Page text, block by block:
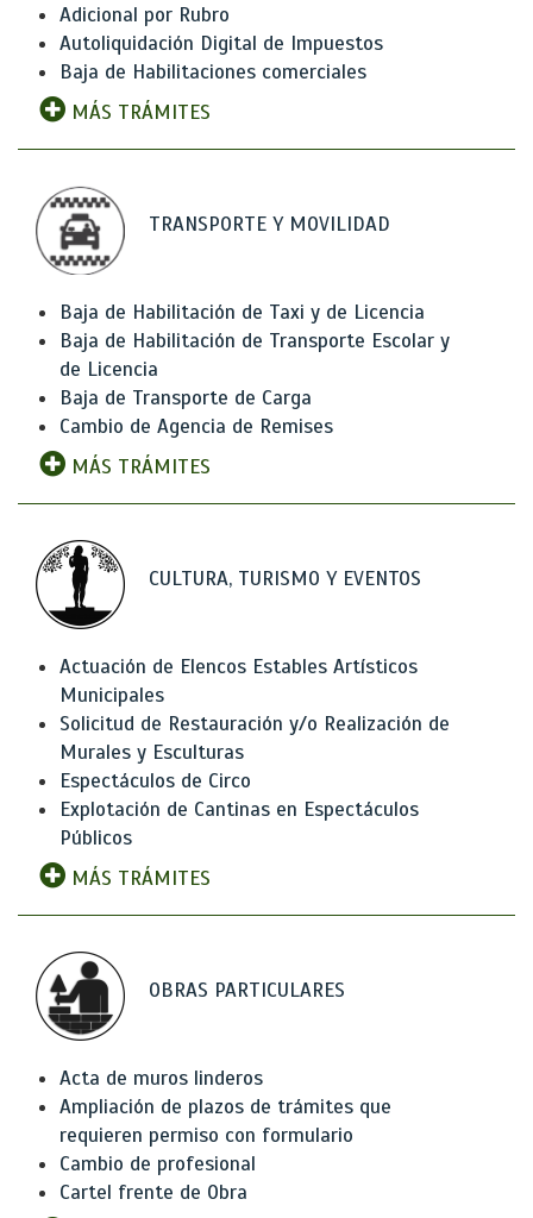
Adicional por Rubro
Autoliquidación Digital de Impuestos
Baja de Habilitaciones comerciales
MÁS TRÁMITES
TRANSPORTE Y MOVILIDAD
Baja de Habilitación de Taxi y de Licencia
Baja de Habilitación de Transporte Escolar y
de Licencia
Baja de Transporte de Carga
Cambio de Agencia de Remises
MÁS TRÁMITES
CULTURA, TURISMO Y EVENTOS
Actuación de Elencos Estables Artísticos
Municipales
Solicitud de Restauración y/o Realización de
Murales y Esculturas
Espectáculos de Circo
Explotación de Cantinas en Espectáculos
Públicos
MÁS TRÁMITES
OBRAS PARTICULARES
Acta de muros linderos
Ampliación de plazos de trámites que
requieren permiso con formulario
Cambio de profesional
Cartel frente de Obra